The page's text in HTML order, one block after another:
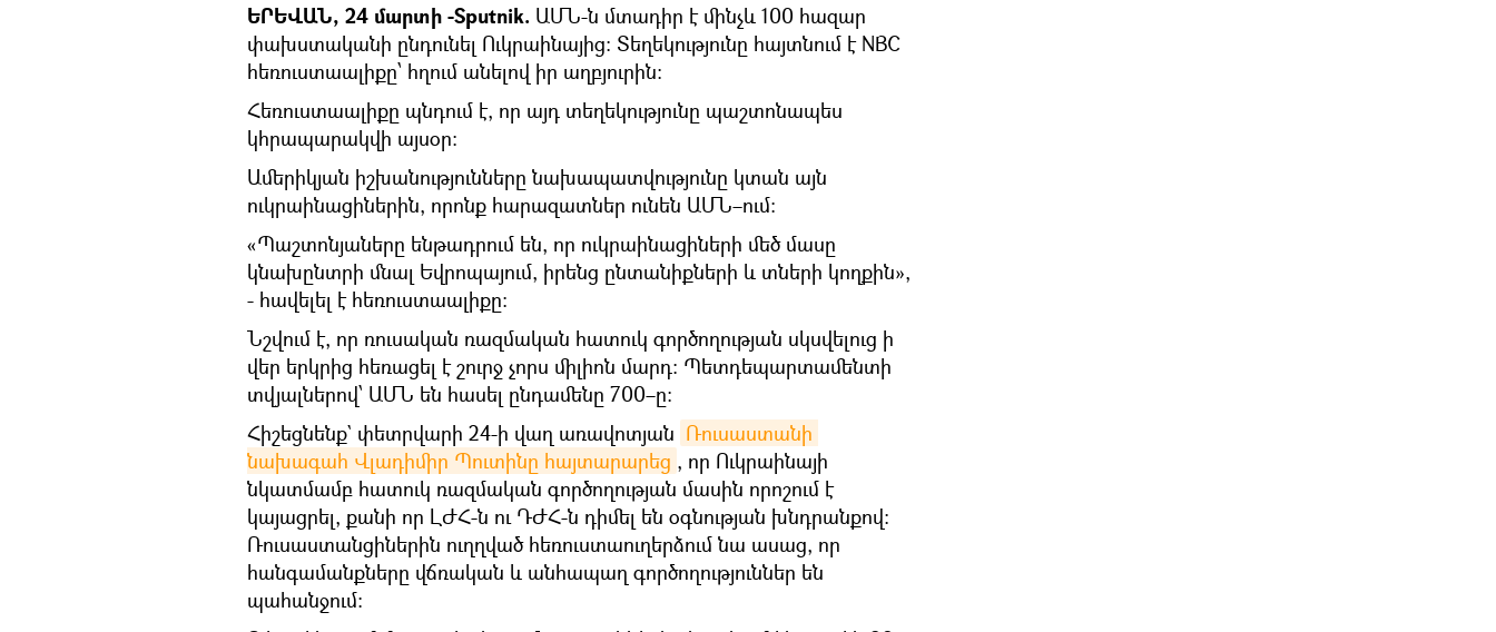
ԵՐԵՎԱՆ, 24 մարտի -Sputnik. ԱՄՆ-ն մտադիր է մինչև 100 հազար
փախստականի ընդունել Ուկրաինայից: Տեղեկությունը հայտնում է NBC
հեռուստաալիքը՝ հղում անելով իր աղբյուրին:
Հեռուստաալիքը պնդում է, որ այդ տեղեկությունը պաշտոնապես
կհրապարակվի այսօր։
Ամերիկյան իշխանությունները նախապատվությունը կտան այն
ուկրաինացիներին, որոնք հարազատներ ունեն ԱՄՆ–ում։
«Պաշտոնյաները ենթադրում են, որ ուկրաինացիների մեծ մասը
կնախընտրի մնալ Եվրոպայում, իրենց ընտանիքների և տների կողքին»,
- հավելել է հեռուստաալիքը:
Նշվում է, որ ռուսական ռազմական հատուկ գործողության սկսվելուց ի
վեր երկրից հեռացել է շուրջ չորս միլիոն մարդ: Պետդեպարտամենտի
տվյալներով՝ ԱՄՆ են հասել ընդամենը 700–ը։
Հիշեցնենք` փետրվարի 24-ի վաղ առավոտյան Ռուսաստանի
նախագահ Վլադիմիր Պուտինը հայտարարեց , որ Ուկրաինայի
նկատմամբ հատուկ ռազմական գործողության մասին որոշում է
կայացրել, քանի որ ԼԺՀ-ն ու ԴԺՀ-ն դիմել են օգնության խնդրանքով։
Ռուսաստանցիներին ուղղված հեռուստաուղերձում նա ասաց, որ
հանգամանքները վճռական և անհապաղ գործողություններ են
պահանջում։